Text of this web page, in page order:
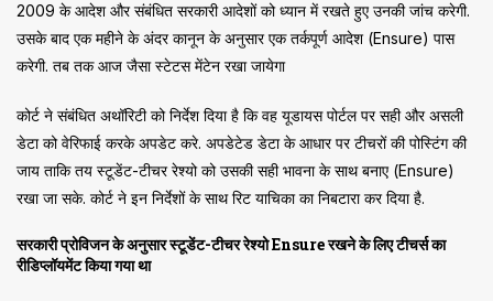
2009 के आदेश और संबंधित सरकारी आदेशों को ध्यान में रखते हुए उनकी जांच करेगी.
उसके बाद एक महीने के अंदर कानून के अनुसार एक तर्कपूर्ण आदेश (Ensure) पास
करेगी. तब तक आज जैसा स्टेटस मेंटेन रखा जायेगा
कोर्ट ने संबंधित अथॉरिटी को निर्देश दिया है कि वह यूडायस पोर्टल पर सही और असली
डेटा को वेरिफाई करके अपडेट करे. अपडेटेड डेटा के आधार पर टीचरों की पोस्टिंग की
जाय ताकि तय स्टूडेंट-टीचर रेश्यो को उसकी सही भावना के साथ बनाए (Ensure)
रखा जा सके. कोर्ट ने इन निर्देशों के साथ रिट याचिका का निबटारा कर दिया है.
सरकारी प्रोविजन के अनुसार स्टूडेंट-टीचर रेश्यो Ensure रखने के लिए टीचर्स का
रीडिप्लॉयमेंट किया गया था